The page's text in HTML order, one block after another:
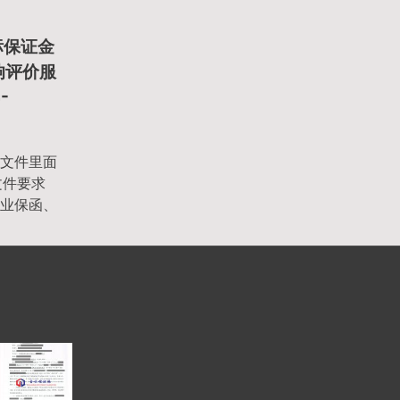
证金
价服
件里面
要求
保函、